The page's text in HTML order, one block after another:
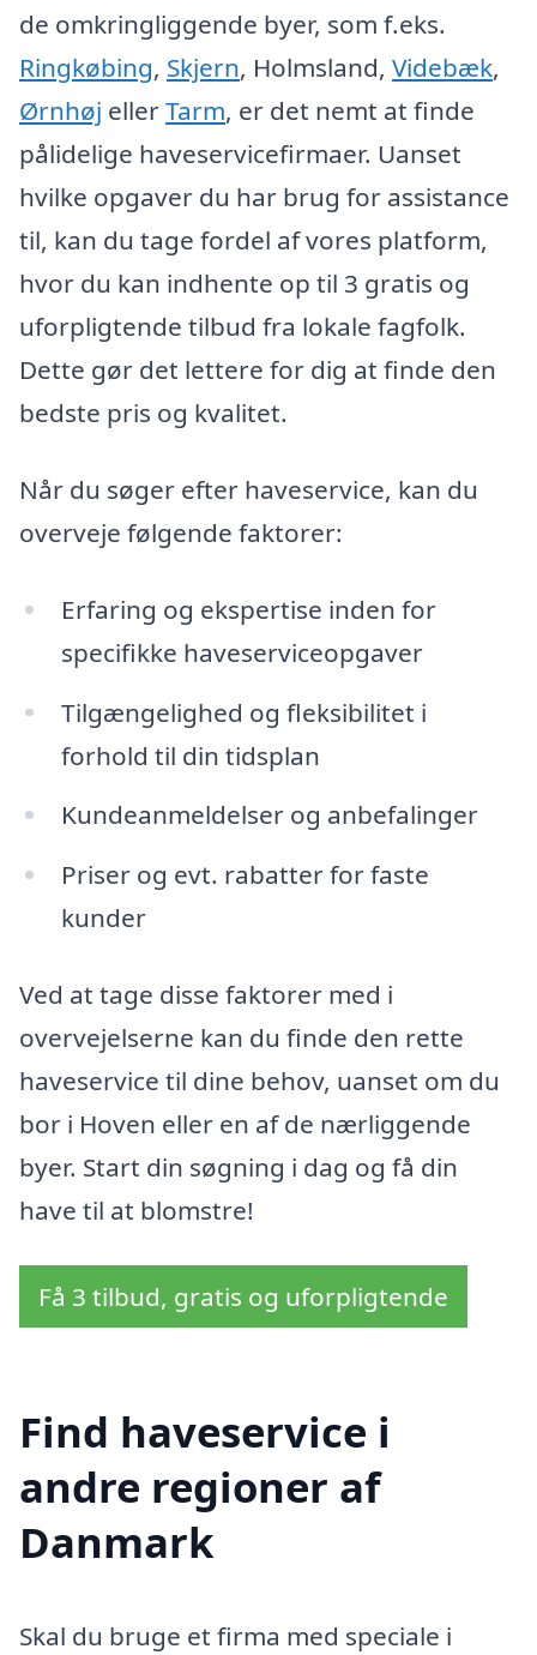
de omkringliggende byer, som f.eks.
Ringkøbing, Skjern, Holmsland, Videbæk,
Ørnhøj ellerTarm, er det nemt at finde
pålidelige haveservicefirmaer. Uanset
hvilke opgaver du har brug for assistance
til, kan du tage fordel af vores platform,
hvor du kan indhente op til 3 gratis og
uforpligtende tilbud fra lokale fagfolk.
Dette gør det lettere for dig at finde den
bedste pris og kvalitet.
Når du søger efter haveservice, kan du
overveje følgende faktorer:
Erfaring og ekspertise inden for
specifikke haveserviceopgaver
Tilgængelighed og fleksibilitet i
forhold til din tidsplan
Kundeanmeldelser og anbefalinger
Priser og evt. rabatter for faste
kunder
Ved at tage disse faktorer med i
overvejelserne kan du finde den rette
haveservice til dine behov, uanset om du
bor i Hoven eller en af de nærliggende
byer. Start din søgning i dag og få din
have til at blomstre!
Få 3 tilbud, gratis og uforpligtende
Find haveservice i
andre regioner af
Danmark
Skal du bruge et firma med speciale i